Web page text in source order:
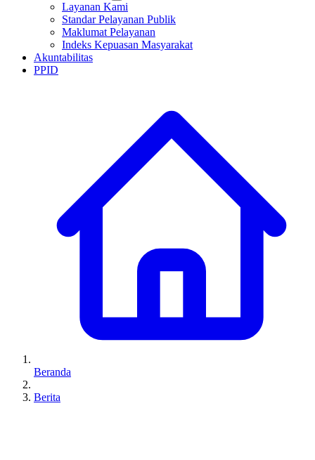
Layanan Kami
Standar Pelayanan Publik
Maklumat Pelayanan
Indeks Kepuasan Masyarakat
Akuntabilitas
PPID
Beranda
Berita